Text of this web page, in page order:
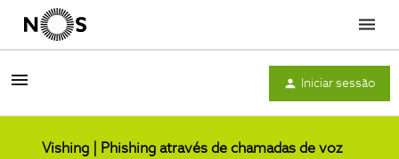
Menu
Iniciar sessão
Vishing | Phishing através de chamadas de voz